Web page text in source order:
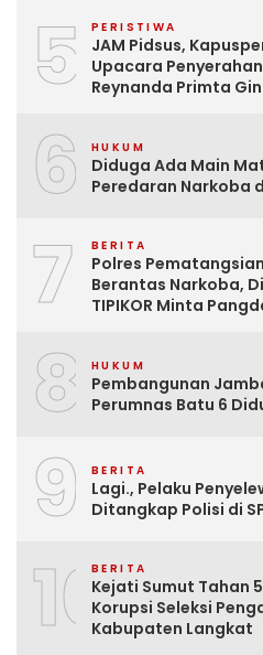
5 PERISTIWA
JAM Pidsus,
Upacara
Reynanda Primta
6 HUKUM
Diduga Ada Main
Peredaran Narkoba
7 BERITA
Polres
Berantas Narkoba,
TIPIKOR Minta
8 HUKUM
Pembangunan
Perumnas Batu 6
9 BERITA
Lagi., Pelaku
Ditangkap Polisi di
10BERITA
Kejati Sumut Tahan
Korupsi Seleksi
Kabupaten Langkat